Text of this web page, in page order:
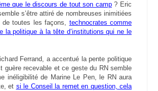
que le discours de tout son camp? Eric
s’être attiré de nombreuses inimitiées
toutes les façons, technocrates comme
la politique à la tête d’institutions qui ne le
Ferrand, a accentué la pente politique
guère recevable et ce geste du RN semble
inéligibilité de Marine Le Pen, le RN aura
et si le Conseil la remet en question, cela